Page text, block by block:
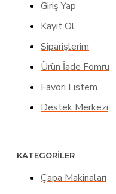
Giriş Yap
Kayıt Ol
Siparişlerim
Ürün İade Fomru
Favori Listem
Destek Merkezi
KATEGORİLER
Çapa Makinaları